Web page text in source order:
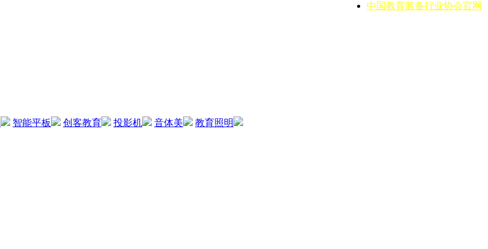
智能平板 创客教育 投影机 音体美
教育照明
中国教育装备行业协会官网